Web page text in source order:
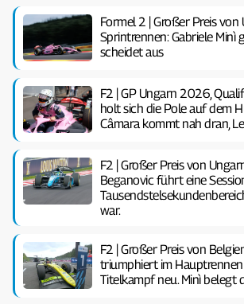
Formel 2 | Großer Preis
Sprintrennen: Gabriele Minì
scheidet aus
F2 | GP Ungarn 2026,
holt sich die Pole auf dem
Câmara kommt nah dran,
F2 | Großer Preis von
Beganovic führt eine
war.
F2 | Großer Preis von
triumphiert im
Titelkampf neu. Minì belegt